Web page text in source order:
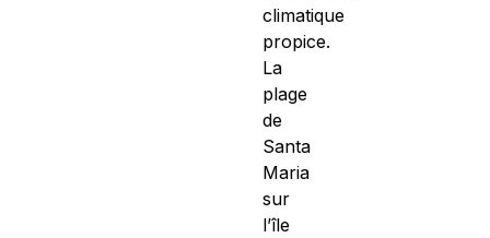
climatique
propice.
La
plage
de
Santa
Maria
sur
l’île